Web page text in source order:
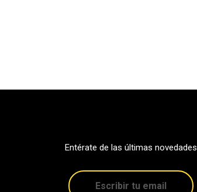
Entérate de las últimas novedades